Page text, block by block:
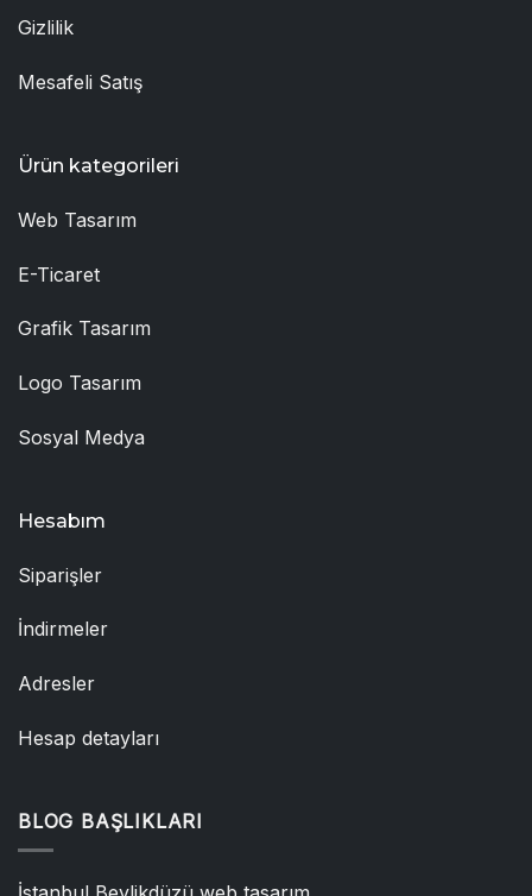
Gizlilik
Mesafeli Satış
Ürün kategorileri
Web Tasarım
E-Ticaret
Grafik Tasarım
Logo Tasarım
Sosyal Medya
Hesabım
Siparişler
İndirmeler
Adresler
Hesap detayları
BLOG BAŞLIKLARI